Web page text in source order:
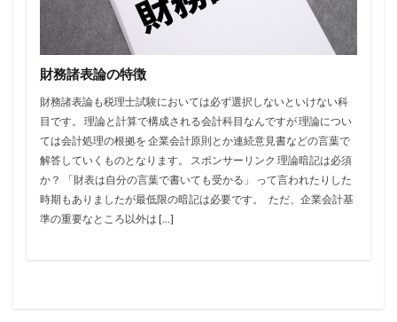
財務諸表論の特徴
財務諸表論も税理士試験においては必ず選択しないといけない科
目です。 理論と計算で構成される会計科目なんですが 理論につい
ては会計処理の根拠を 企業会計原則とか連続意見書などの言葉で
解答していくものとなります。 スポンサーリンク 理論暗記は必須
か？ 「財表は自分の言葉で書いても受かる」 って言われたりした
時期もありましたが最低限の暗記は必要です。 ただ、企業会計基
準の重要なところ以外は […]